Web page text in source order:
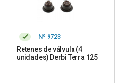
Nº 9723
Retenes de válvula (4
unidades) Derbi Terra 125